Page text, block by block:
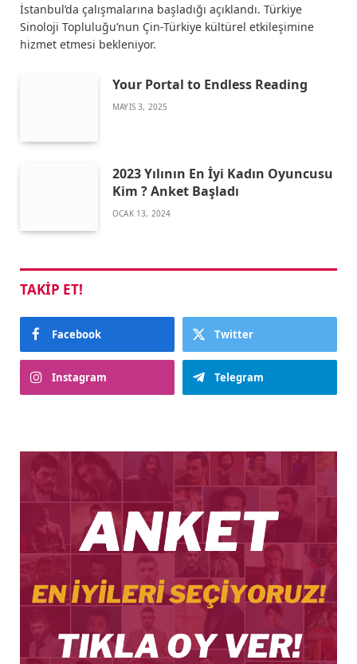
İstanbul’da çalışmalarına başladığı açıklandı. Türkiye
Sinoloji Topluluğu’nun Çin-Türkiye kültürel etkileşimine
hizmet etmesi bekleniyor.
Your Portal to Endless Reading
MAYIS 3, 2025
2023 Yılının En İyi Kadın Oyuncusu
Kim ? Anket Başladı
OCAK 13, 2024
TAKIP ET!
Facebook Twitter
Instagram Telegram